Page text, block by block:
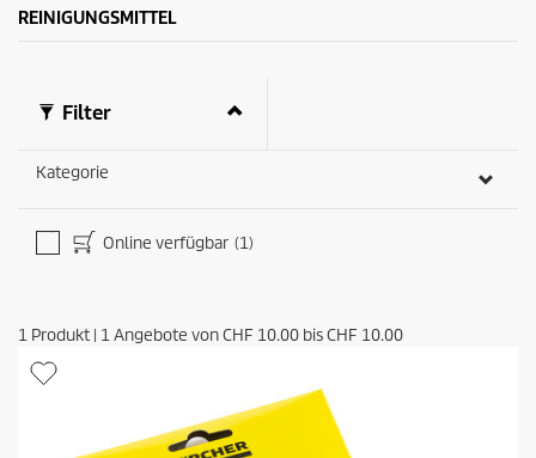
u
e
u
g
e
REINIGUNGSMITTEL
Filter
Kategorie
Online verfügbar (1)
1 Produkt | 1Angebote vonCHF 10.00 bisCHF 10.00